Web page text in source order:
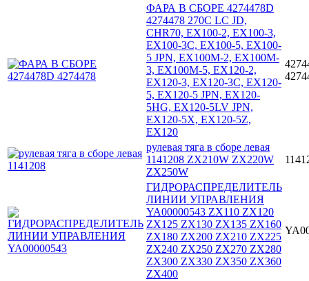
ФАРА В СБОРЕ 4274478D
4274478 270C LC JD,
CHR70, EX100-2, EX100-3,
EX100-3C, EX100-5, EX100-
5 JPN, EX100M-2, EX100M-
3, EX100M-5, EX120-2,
EX120-3, EX120-3C, EX120-
5, EX120-5 JPN, EX120-
5HG, EX120-5LV JPN,
EX120-5X, EX120-5Z,
EX120
рулевая тяга в сборе левая
1141208 ZX210W ZX220W
ZX250W
ГИДРОРАСПРЕДЕЛИТЕЛЬ
ЛИНИИ УПРАВЛЕНИЯ
YA00000543 ZX110 ZX120
ZX125 ZX130 ZX135 ZX160
ZX180 ZX200 ZX210 ZX225
ZX240 ZX250 ZX270 ZX280
ZX300 ZX330 ZX350 ZX360
ZX400